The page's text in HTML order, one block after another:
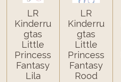
LR
Kinderru
gtas
Little
Princess
Fantasy
Lila
LR
Kinderru
gtas
Little
Princess
Fantasy
Rood